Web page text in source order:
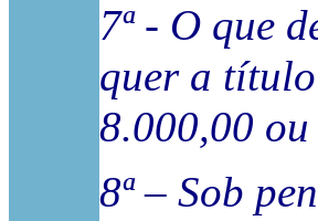
7ª - O que
quer a
8.000,00
8ª – Sob